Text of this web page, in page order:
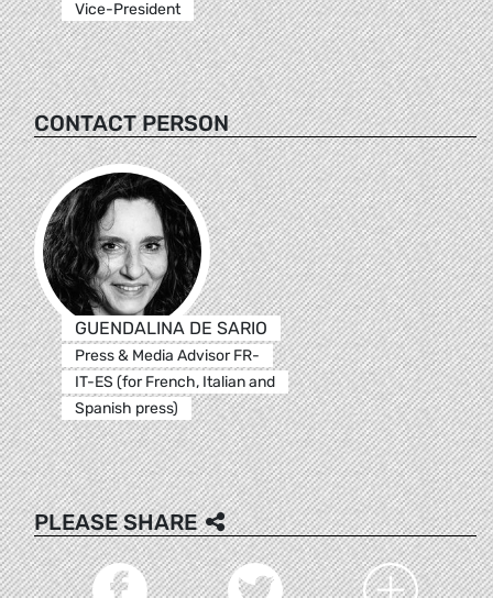
Vice-President
CONTACT PERSON
GUENDALINA DE SARIO
Press & Media Advisor FR-
IT-ES (for French, Italian and
Spanish press)
PLEASE SHARE